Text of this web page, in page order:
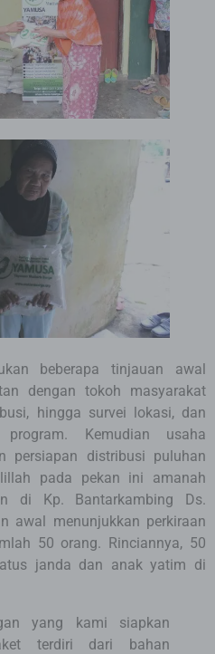
beberapa tinjauan awal
dengan tokoh masyarakat
hingga survei lokasi, dan
program. Kemudian usaha
persiapan distribusi puluhan
pada pekan ini amanah
di Kp. Bantarkambing Ds.
awal menunjukkan perkiraan
50 orang. Rinciannya, 50
janda dan anak yatim di
yang kami siapkan
terdiri dari bahan